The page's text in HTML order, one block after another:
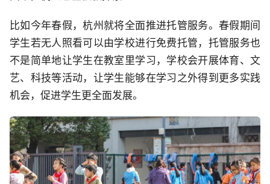
比如今年春假，杭州就将全面推进托管服务。春假期间
学生若无人照看可以由学校进行免费托管，托管服务也
不是简单地让学生在教室里学习，学校会开展体育、文
艺、科技等活动，让学生能够在学习之外得到更多实践
机会，促进学生更全面发展。